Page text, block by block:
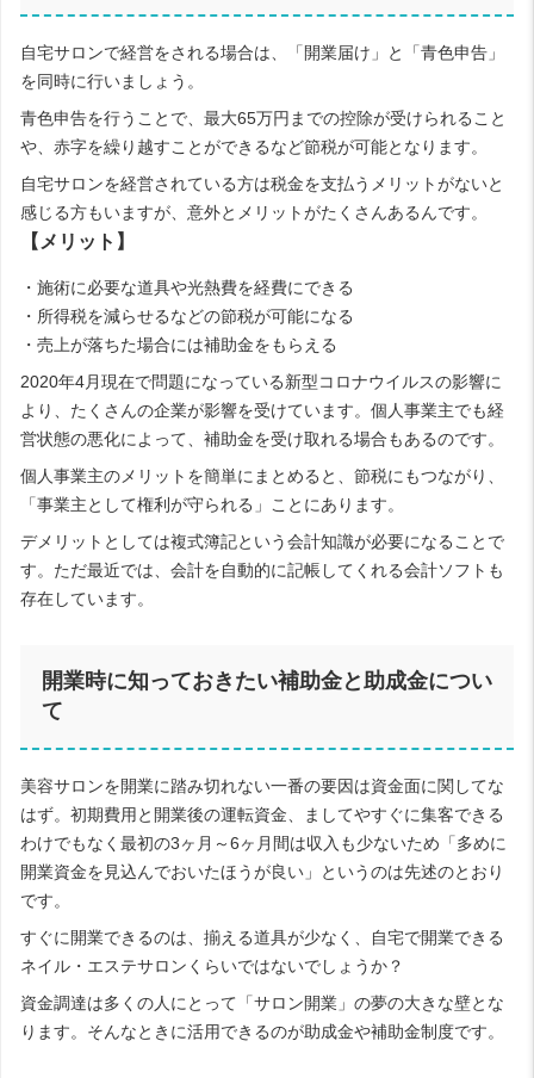
自宅サロンで経営をされる場合は、「開業届け」と「青色申告」
を同時に行いましょう。
青色申告を行うことで、最大65万円までの控除が受けられること
や、赤字を繰り越すことができるなど節税が可能となります。
自宅サロンを経営されている方は税金を支払うメリットがないと
感じる方もいますが、意外とメリットがたくさんあるんです。
【メリット】
・施術に必要な道具や光熱費を経費にできる
・所得税を減らせるなどの節税が可能になる
・売上が落ちた場合には補助金をもらえる
2020年4月現在で問題になっている新型コロナウイルスの影響に
より、たくさんの企業が影響を受けています。個人事業主でも経
営状態の悪化によって、補助金を受け取れる場合もあるのです。
個人事業主のメリットを簡単にまとめると、節税にもつながり、
「事業主として権利が守られる」ことにあります。
デメリットとしては複式簿記という会計知識が必要になることで
す。ただ最近では、会計を自動的に記帳してくれる会計ソフトも
存在しています。
開業時に知っておきたい補助金と助成金につい
て
美容サロンを開業に踏み切れない一番の要因は資金面に関してな
はず。初期費用と開業後の運転資金、ましてやすぐに集客できる
わけでもなく最初の3ヶ月～6ヶ月間は収入も少ないため「多めに
開業資金を見込んでおいたほうが良い」というのは先述のとおり
です。
すぐに開業できるのは、揃える道具が少なく、自宅で開業できる
ネイル・エステサロンくらいではないでしょうか？
資金調達は多くの人にとって「サロン開業」の夢の大きな壁とな
ります。そんなときに活用できるのが助成金や補助金制度です。